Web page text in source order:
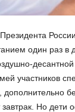
один раз в
участников
дополнительно
Но дети